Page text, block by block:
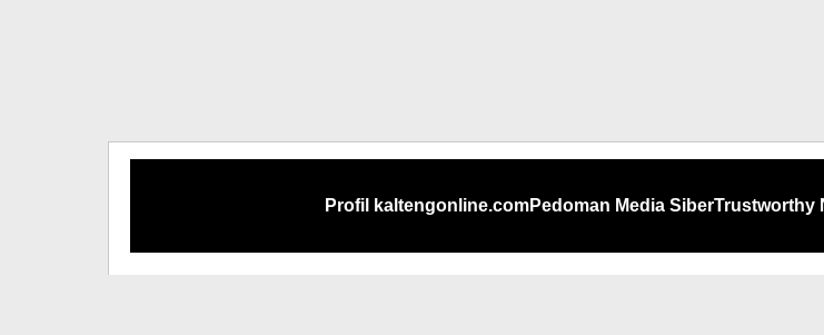
Profil kaltengonline.comPedoman Media SiberTrustworthy